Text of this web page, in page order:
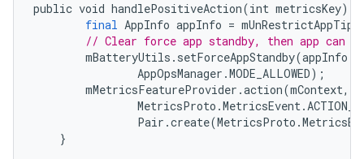
public void handlePositiveAction(int metricsKey)
final AppInfo appInfo = mUnRestrictAppTip
// Clear force app standby, then app can
mBatteryUtils . setForceAppStandby(appInfo
AppOpsManager .MODE_ALLOWED);
mMetricsFeatureProvider .action(mContext,
MetricsProto .MetricsEvent.
Pair .create(MetricsProto .
}